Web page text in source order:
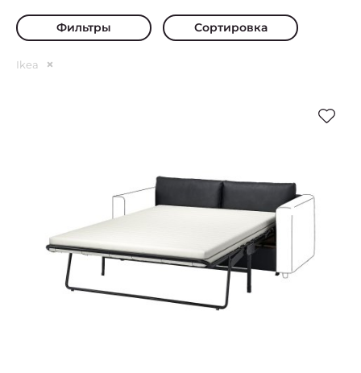
Фильтры Сортировка
Ikea